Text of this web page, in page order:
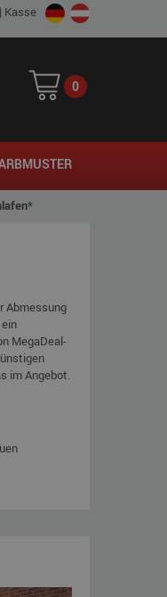
| Kasse
0
Abmessung
MegaDeal-
im Angebot.